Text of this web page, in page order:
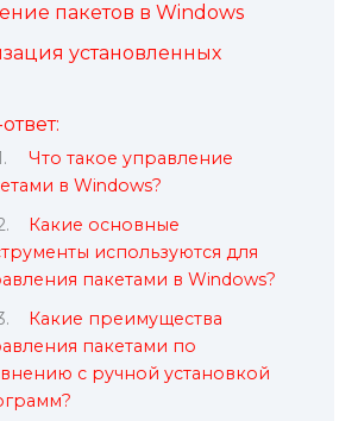
пакетов в Windows
установленных
Что такое управление
в Windows?
Какие основные
используются для
пакетами в Windows?
Какие преимущества
пакетами по
с ручной установкой